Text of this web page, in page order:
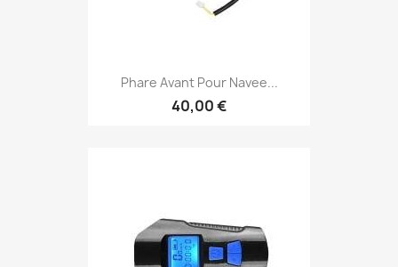
Phare Avant Pour Navee...
40,00 €